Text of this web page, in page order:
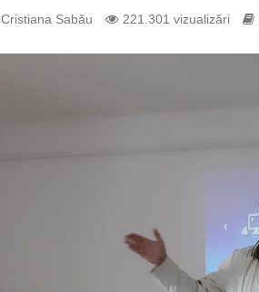
Cristiana Sabău 221.301 vizualizări